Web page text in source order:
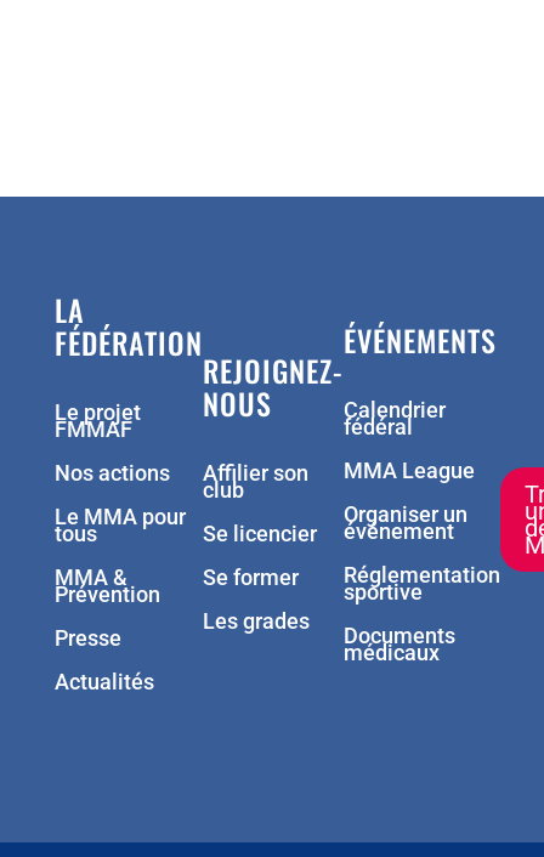
LA
FÉDÉRATION
Le projet
FMMAF
Nos actions
Le MMA pour
tous
MMA &
Prévention
Presse
Actualités
REJOIGNEZ-
NOUS
Affilier son
club
Se licencier
Se former
Les grades
ÉVÉNEMENTS
Calendrier
fédéral
MMA League
Organiser un
événement
Réglementation
sportive
Documents
médicaux